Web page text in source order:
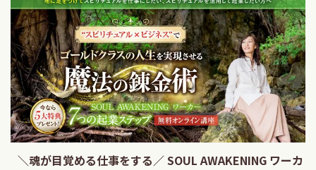
＼魂が目覚める仕事をする／ SOUL AWAKENING ワーカ